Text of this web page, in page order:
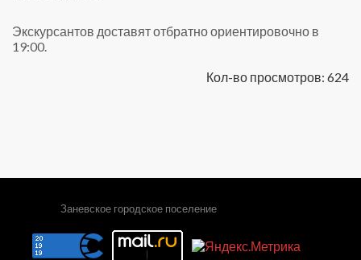
Экскурсантов доставят отбратно ориентировочно в
19:00.
Кол-во просмотров: 624
Заневское городское поселение